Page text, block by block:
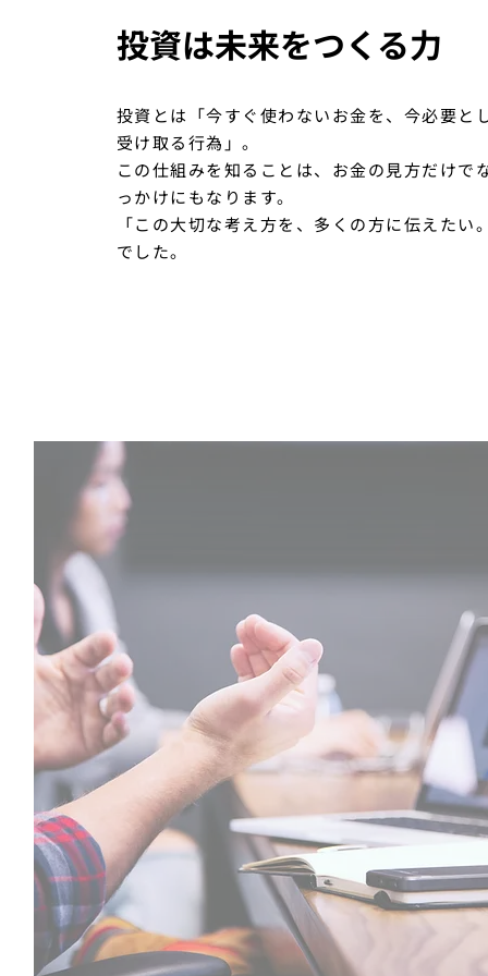
投資は未来をつくる力
投資とは「今すぐ使わないお金を、今必要と
受け取る行為」。
この仕組みを知ることは、お金の見方だけで
っかけにもなります。
「この大切な考え方を、多くの方に伝えた
でした。